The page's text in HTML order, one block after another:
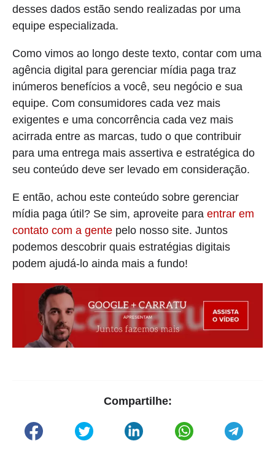
desses dados estão sendo realizadas por uma
equipe especializada.
Como vimos ao longo deste texto, contar com uma
agência digital para gerenciar mídia paga traz
inúmeros benefícios a você, seu negócio e sua
equipe. Com consumidores cada vez mais
exigentes e uma concorrência cada vez mais
acirrada entre as marcas, tudo o que contribuir
para uma entrega mais assertiva e estratégica do
seu conteúdo deve ser levado em consideração.
E então, achou este conteúdo sobre gerenciar
mídia paga útil? Se sim, aproveite para entrar em
contato com a gente pelo nosso site. Juntos
podemos descobrir quais estratégias digitais
podem ajudá-lo ainda mais a fundo!
Compartilhe: